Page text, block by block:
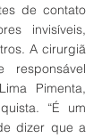
de contato
invisíveis,
A cirurgiã
responsável
Pimenta,
“É um
dizer que a